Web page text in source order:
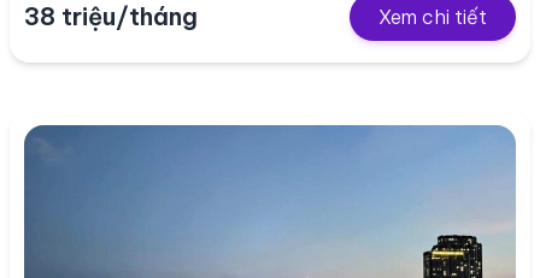
38 triệu/tháng Xem chi tiết